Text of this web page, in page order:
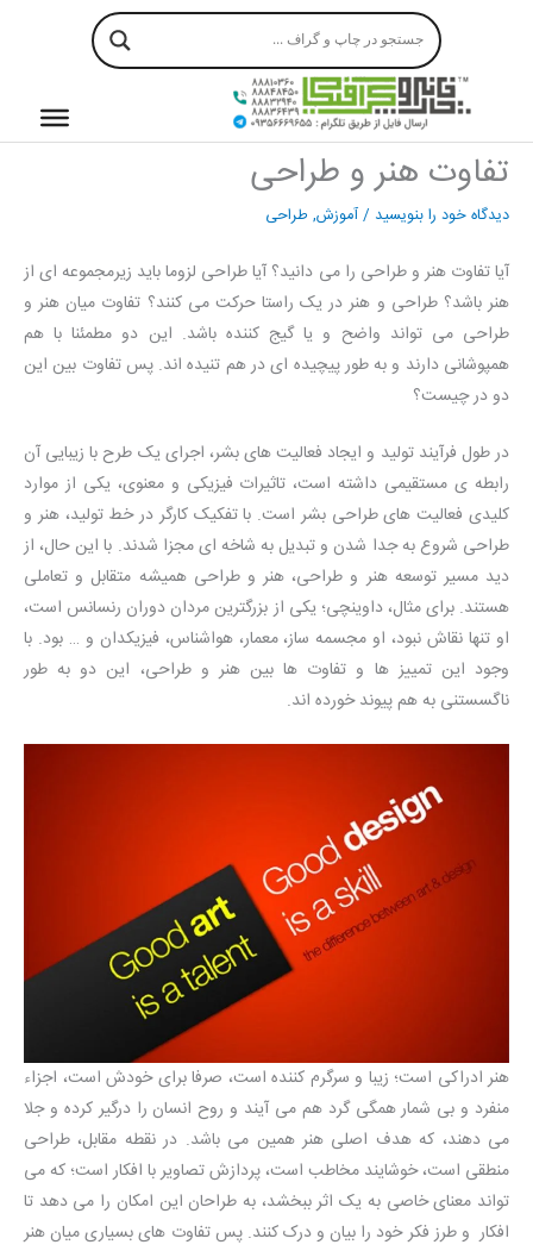
تفاوت هنر و طراحی
دیدگاه‌ خود را بنویسید /آموزش, طراحی
آیا تفاوت هنر و طراحی را می دانید؟ آیا طراحی لزوما باید زیرمجموعه ای از
هنر باشد؟ طراحی و هنر در یک راستا حرکت می کنند؟ تفاوت میان هنر و
طراحی می تواند واضح و یا گیج کننده باشد. این دو مطمئنا با هم
همپوشانی دارند و به طور پیچیده ای در هم تنیده اند. پس تفاوت بین این
دو در چیست؟
در طول فرآیند تولید و ایجاد فعالیت های بشر، اجرای یک طرح با زیبایی آن
رابطه ی مستقیمی داشته است، تاثیرات فیزیکی و معنوی، یکی از موارد
کلیدی فعالیت های طراحی بشر است. با تفکیک کارگر در خط تولید، هنر و
طراحی شروع به جدا شدن و تبدیل به شاخه ای مجزا شدند. با این حال، از
دید مسیر توسعه هنر و طراحی، هنر و طراحی همیشه متقابل و تعاملی
هستند. برای مثال، داوینچی؛ یکی از بزرگترین مردان دوران رنسانس است،
او تنها نقاش نبود، او مجسمه ساز، معمار، هواشناس، فیزیکدان و … بود. با
وجود این تمییز ها و تفاوت ها بین هنر و طراحی، این دو به طور
ناگسستنی به هم پیوند خورده اند.
هنر ادراکی است؛ زیبا و سرگرم کننده است، صرفا برای خودش است، اجزاء
منفرد و بی شمار همگی گرد هم می آیند و روح انسان را درگیر کرده و جلا
می دهند، که هدف اصلی هنر همین می باشد. در نقطه مقابل، طراحی
منطقی است، خوشایند مخاطب است، پردازش تصاویر با افکار است؛ که می
تواند معنای خاصی به یک اثر ببخشد، به طراحان این امکان را می دهد تا
افکار و طرز فکر خود را بیان و درک کنند. پس تفاوت های بسیاری میان هنر